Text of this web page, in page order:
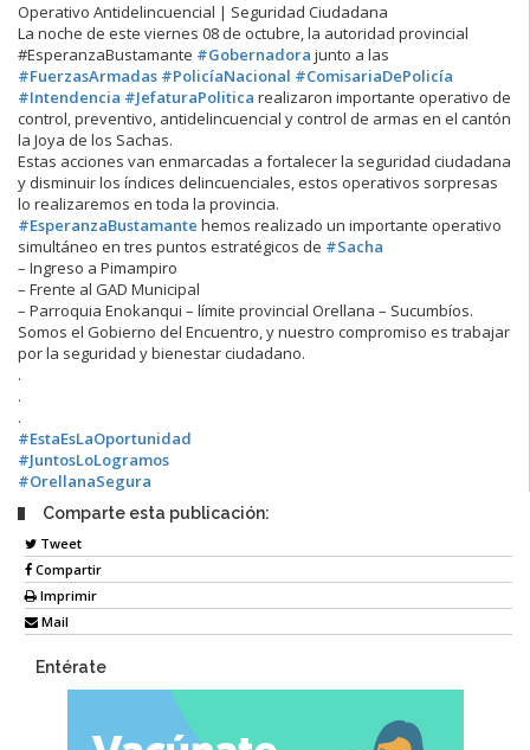
Operativo Antidelincuencial | Seguridad Ciudadana
La noche de este viernes 08 de octubre, la autoridad provincial
#EsperanzaBustamante #Gobernadora junto a las
#FuerzasArmadas #PolicíaNacional #ComisariaDePolicía
#Intendencia #JefaturaPolitica realizaron importante operativo de
control, preventivo, antidelincuencial y control de armas en el cantón
la Joya de los Sachas.
Estas acciones van enmarcadas a fortalecer la seguridad ciudadana
y disminuir los índices delincuenciales, estos operativos sorpresas
lo realizaremos en toda la provincia.
#EsperanzaBustamante hemos realizado un importante operativo
simultáneo en tres puntos estratégicos de #Sacha
– Ingreso a Pimampiro
– Frente al GAD Municipal
– Parroquia Enokanqui – límite provincial Orellana – Sucumbíos.
Somos el Gobierno del Encuentro, y nuestro compromiso es trabajar
por la seguridad y bienestar ciudadano.
.
.
.
#EstaEsLaOportunidad
#JuntosLoLogramos
#OrellanaSegura
Comparte esta publicación:
Tweet
Compartir
Imprimir
Mail
Entérate